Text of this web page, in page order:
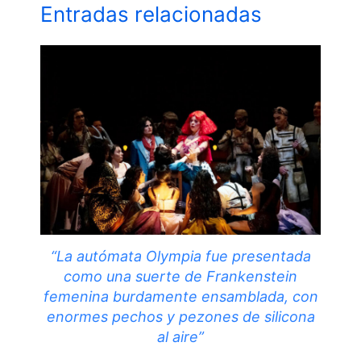
Entradas relacionadas
“La autómata Olympia fue presentada
como una suerte de Frankenstein
femenina burdamente ensamblada, con
enormes pechos y pezones de silicona
al aire”